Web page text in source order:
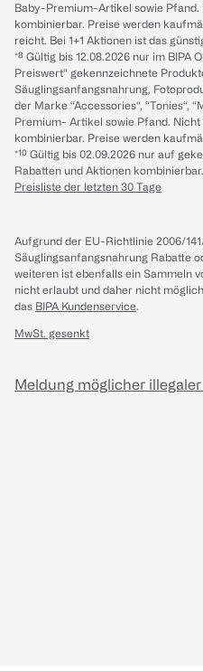
Baby-Premium-Artikel sowie
kombinierbar. Preise werden
reicht. Bei 1+1 Aktionen ist das
*⁸ Gültig bis 12.08.2026 nur im BIPA
Preiswert“ gekennzeichnete
Säuglingsanfangsnahrung,
der Marke “Accessories“, “Tonies“,
Premium- Artikel sowie Pfand.
kombinierbar. Preise werden
*¹⁰ Gültig bis 02.09.2026 nur auf
Rabatten und Aktionen
Preisliste der letzten 30 Tage
Aufgrund der EU-Richtlinie 2006/
Säuglingsanfangsnahrung Rabatte
weiteren ist ebenfalls ein Sammeln
nicht erlaubt und daher nicht
das BIPA Kundenservice.
MwSt. gesenkt
Meldung möglicher